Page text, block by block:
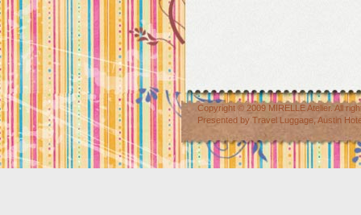
Copyright © 2009 MIRELLE Atelier. All
Presented by Travel Luggage Austin